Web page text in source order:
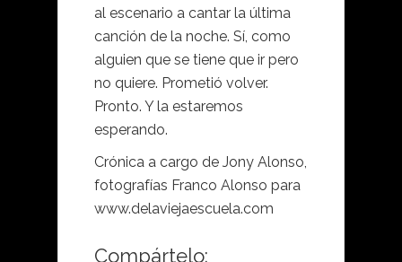
al escenario a cantar la última
canción de la noche. Sí, como
alguien que se tiene que ir pero
no quiere. Prometió volver.
Pronto. Y la estaremos
esperando.
Crónica a cargo de Jony Alonso,
fotografías Franco Alonso para
www.delaviejaescuela.com
Compártelo: